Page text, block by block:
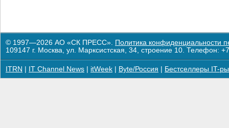
© 1997—2026 АО «СК ПРЕСС». Политика конфиденциальности
109147 г. Москва, ул. Марксистская, 34, строение 10. Телефон:
ITRN IT Channel News itWeek Byte/Россия Бестселлеры IT-